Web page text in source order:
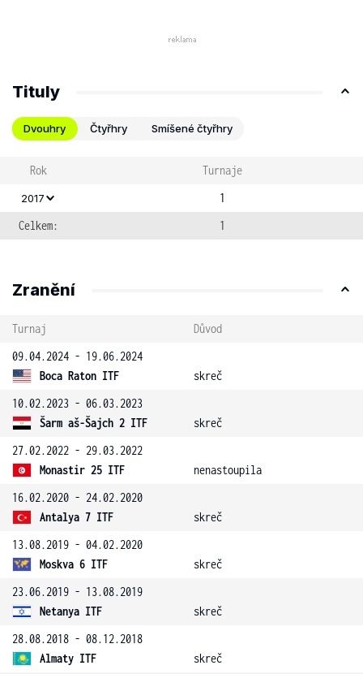
Tituly
Dvouhry Čtyřhry Smíšené čtyřhry
Rok Turnaje
2017
1
Celkem:
1
Zranění
Turnaj
Důvod
09.04.2024 - 19.06.2024
Boca Raton ITF
skreč
10.02.2023 - 06.03.2023
Šarm aš-Šajch 2 ITF
skreč
27.02.2022 - 29.03.2022
Monastir 25 ITF
nenastoupila
16.02.2020 - 24.02.2020
Antalya 7 ITF
skreč
13.08.2019 - 04.02.2020
Moskva 6 ITF
skreč
23.06.2019 - 13.08.2019
Netanya ITF
skreč
28.08.2018 - 08.12.2018
Almaty ITF
skreč